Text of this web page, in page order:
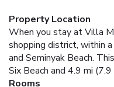
Property Location
When you stay at Villa
shopping district, within
and Seminyak Beach.
Six Beach and 4.9 mi
Rooms